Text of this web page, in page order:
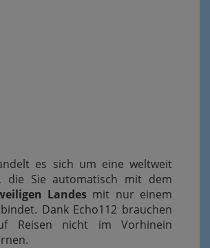
es sich um eine weltweit
die Sie automatisch mit dem
Landes mit nur einem
Dank Echo112 brauchen
Reisen nicht im Vorhinein